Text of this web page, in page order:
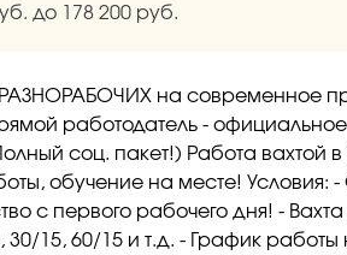
до 178 200 руб.
на современное
работодатель - официальное
соц. пакет!) Работа вахтой
обучение на месте! Условия:
с первого рабочего дня! -
30/15, 60/15 и т.д. - График